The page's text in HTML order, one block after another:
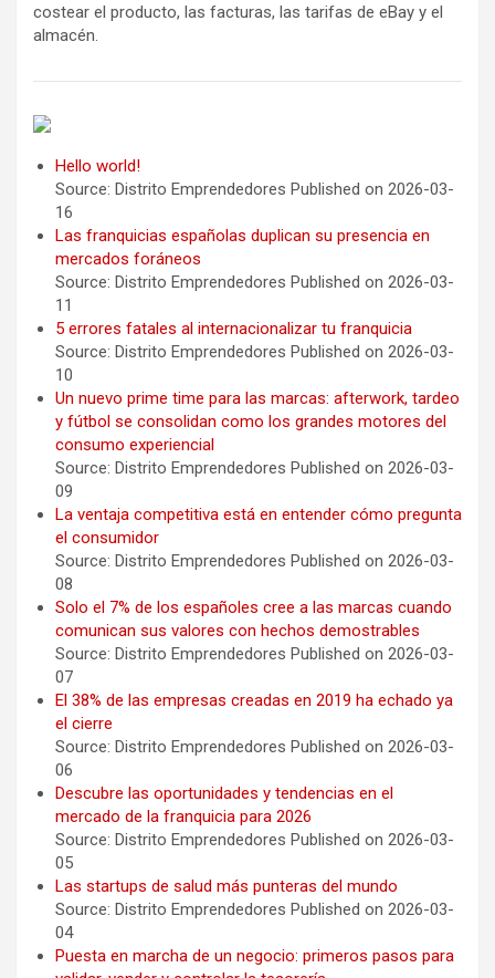
costear el producto, las facturas, las tarifas de eBay y el
almacén.
Hello world!
Source: Distrito Emprendedores Published on 2026-03-
16
Las franquicias españolas duplican su presencia en
mercados foráneos
Source: Distrito Emprendedores Published on 2026-03-
11
5 errores fatales al internacionalizar tu franquicia
Source: Distrito Emprendedores Published on 2026-03-
10
Un nuevo prime time para las marcas: afterwork, tardeo
y fútbol se consolidan como los grandes motores del
consumo experiencial
Source: Distrito Emprendedores Published on 2026-03-
09
La ventaja competitiva está en entender cómo pregunta
el consumidor
Source: Distrito Emprendedores Published on 2026-03-
08
Solo el 7% de los españoles cree a las marcas cuando
comunican sus valores con hechos demostrables
Source: Distrito Emprendedores Published on 2026-03-
07
El 38% de las empresas creadas en 2019 ha echado ya
el cierre
Source: Distrito Emprendedores Published on 2026-03-
06
Descubre las oportunidades y tendencias en el
mercado de la franquicia para 2026
Source: Distrito Emprendedores Published on 2026-03-
05
Las startups de salud más punteras del mundo
Source: Distrito Emprendedores Published on 2026-03-
04
Puesta en marcha de un negocio: primeros pasos para